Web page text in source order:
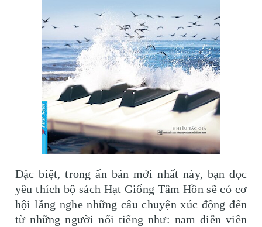
Đặc biệt, trong ấn bản mới nhất này, bạn đọc
yêu thích bộ sách Hạt Giống Tâm Hồn sẽ có cơ
hội lắng nghe những câu chuyện xúc động đến
từ những người nổi tiếng như: nam diễn viên